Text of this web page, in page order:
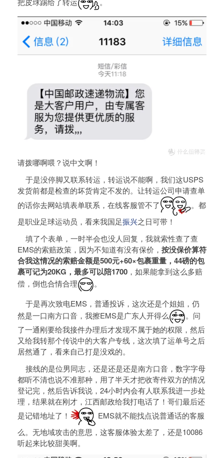
请拨哪啊喂？说中文啊！
于是没停脚又联系转运，转运说不能啊，我们这USPS
发货前都是检查的坏货肯定不发的。让转运公司申请查单
的话你去网站填表单联系，在线客服管不了
。都
是职业足球运动员，看来我国足振兴之日可带！
填了个表单，一时半会也没人回复，我就索性查了查
EMS的索赔政策，因为不知道有没有保价， 按没保价算符
合我这情况的索赔金额是500元+60×包裹重量，44磅的包
裹可记为20KG，最多可以陪1700 ，如果能拿到这么多赔
偿，倒也合情合理
。
于是再次致电EMS，普通投诉，这次还是个姐姐，仍
然是一口南方口音，我擦EMS是广东人开得么
。问
了一通刚要给我接件办理后才发现不属于她的权限，然后
又给我转那个传说中的大客户专线，这次填了运单号之后
居然通了，看来自己打是没戏的。
接线的是位男同志，还是还是还是南方口音，数字字母
都听不清也说不准那种，用了半天才把收寄件双方的情况
登记完，然后告诉我说，24小时内会有人联系我进一步处
理，结果就在刚才，江西邮政给我打电话了！哥们最后还
是记错地址了！
EMS就不能找点说普通话的客服
么。无地域攻击的意思，这客服体验太差了，还是10086
听起来比较甜美啊。